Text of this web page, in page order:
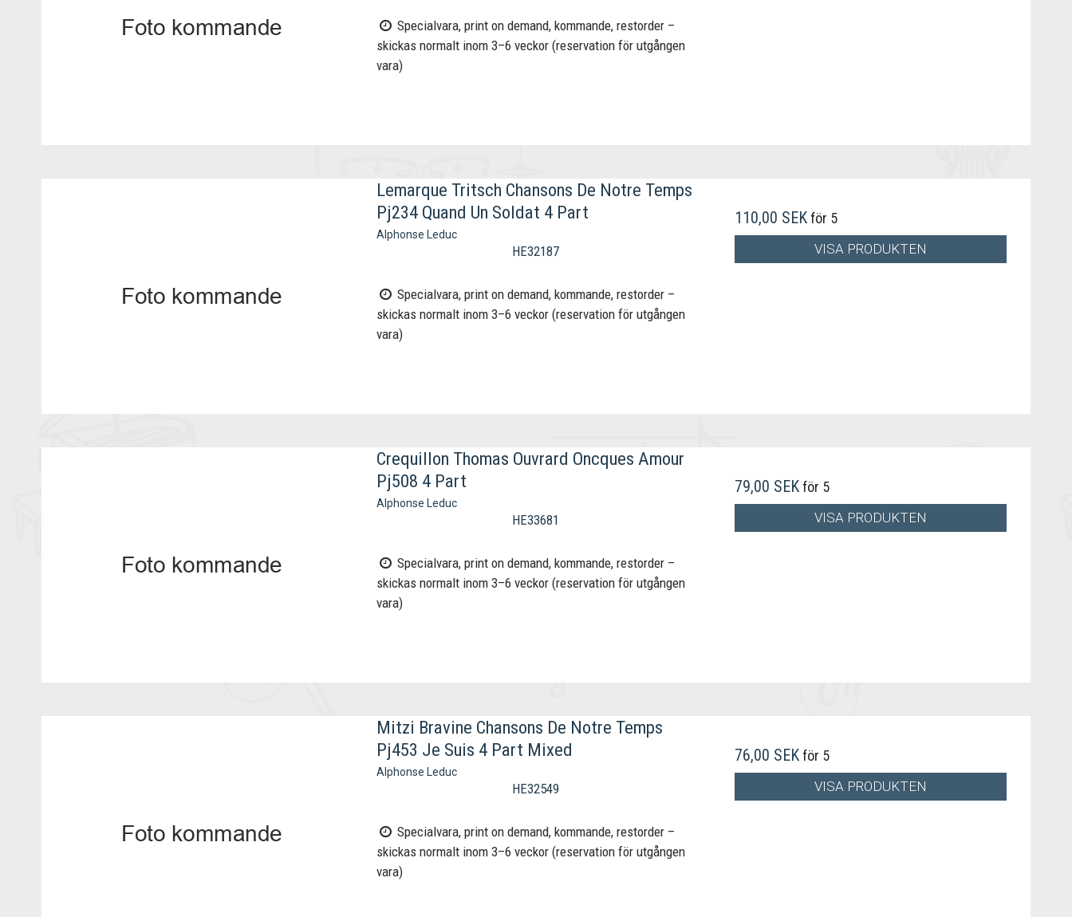
Specialvara, print on demand, kommande, restorder –
skickas normalt inom 3–6 veckor (reservation för utgången
vara)
Lemarque Tritsch Chansons De Notre Temps
Pj234 Quand Un Soldat 4 Part
Alphonse Leduc
HE32187
Specialvara, print on demand, kommande, restorder –
skickas normalt inom 3–6 veckor (reservation för utgången
vara)
110,00 SEKför 5
VISA PRODUKTEN
Crequillon Thomas Ouvrard Oncques Amour
Pj508 4 Part
Alphonse Leduc
HE33681
Specialvara, print on demand, kommande, restorder –
skickas normalt inom 3–6 veckor (reservation för utgången
vara)
79,00 SEKför 5
VISA PRODUKTEN
Mitzi Bravine Chansons De Notre Temps
Pj453 Je Suis 4 Part Mixed
Alphonse Leduc
HE32549
Specialvara, print on demand, kommande, restorder –
skickas normalt inom 3–6 veckor (reservation för utgången
vara)
76,00 SEKför 5
VISA PRODUKTEN